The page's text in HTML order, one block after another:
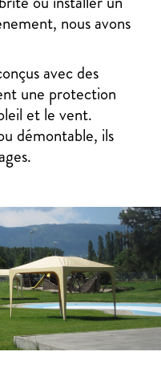
nous avons
avec des
une protection
et le vent.
démontable, ils